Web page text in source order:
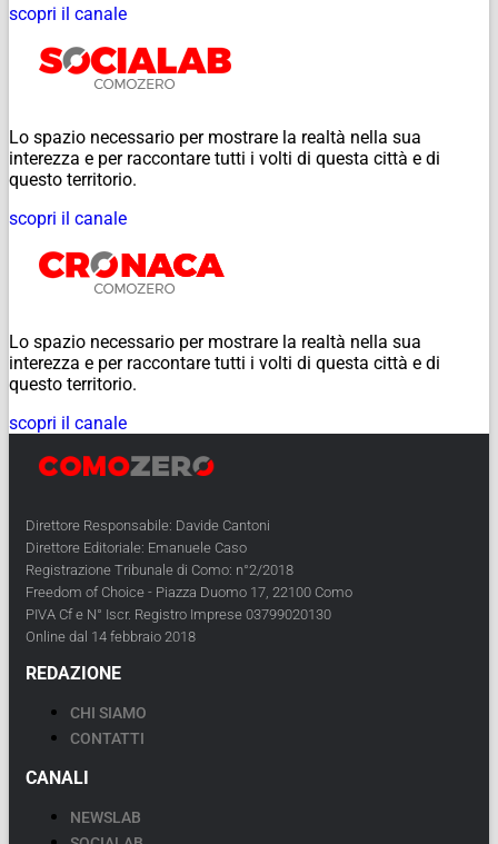
scopri il canale
Lo spazio necessario per mostrare la realtà nella sua
interezza e per raccontare tutti i volti di questa città e di
questo territorio.
scopri il canale
Lo spazio necessario per mostrare la realtà nella sua
interezza e per raccontare tutti i volti di questa città e di
questo territorio.
scopri il canale
Direttore Responsabile: Davide Cantoni
Direttore Editoriale: Emanuele Caso
Registrazione Tribunale di Como: n°2/2018
Freedom of Choice - Piazza Duomo 17, 22100 Como
PIVA Cf e N° Iscr. Registro Imprese 03799020130
Online dal 14 febbraio 2018
REDAZIONE
CHI SIAMO
CONTATTI
CANALI
NEWSLAB